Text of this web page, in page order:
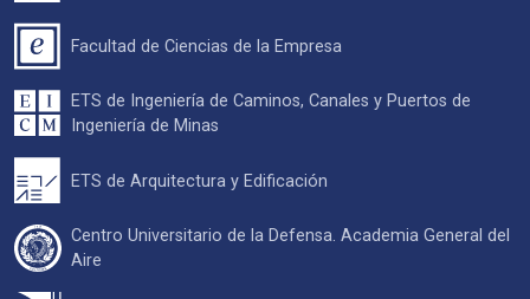
Facultad de Ciencias de la Empresa
ETS de Ingeniería de Caminos, Canales y Puertos de
Ingeniería de Minas
ETS de Arquitectura y Edificación
Centro Universitario de la Defensa. Academia General del
Aire